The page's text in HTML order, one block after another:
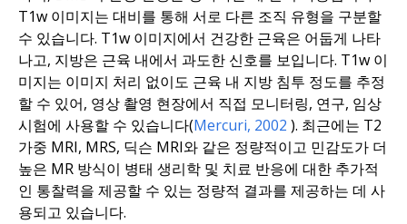
T1w 이미지는 대비를 통해 서로 다른 조직 유형을 구분할
수 있습니다. T1w 이미지에서 건강한 근육은 어둡게 나타
나고, 지방은 근육 내에서 과도한 신호를 보입니다. T1w 이
미지는 이미지 처리 없이도 근육 내 지방 침투 정도를 추정
할 수 있어, 영상 촬영 현장에서 직접 모니터링, 연구, 임상
시험에 사용할 수 있습니다(Mercuri, 2002 ). 최근에는 T2
가중 MRI, MRS, 딕슨 MRI와 같은 정량적이고 민감도가 더
높은 MR 방식이 병태 생리학 및 치료 반응에 대한 추가적
인 통찰력을 제공할 수 있는 정량적 결과를 제공하는 데 사
용되고 있습니다.